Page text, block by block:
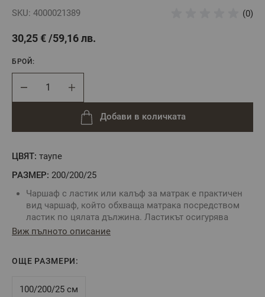
SKU: 4000021389 (0)
30,25 € 59,16 лв.
ЦВЯТ: таупе
РАЗМЕР: 200/200/25
Чаршаф с ластик или калъф за матрак е практичен
вид чаршаф, който обхваща матрака посредством
ластик по цялата дължина. Ластикът осигурява
неподвижност на чаршафа и не позволява
За определяне размера на чаршафа с ластик е нужно
дължина, ширина и височина.
Виж пълното описание
ОЩЕ РАЗМЕРИ:
100/200/25 см
БРОЙ:
Добави в количката